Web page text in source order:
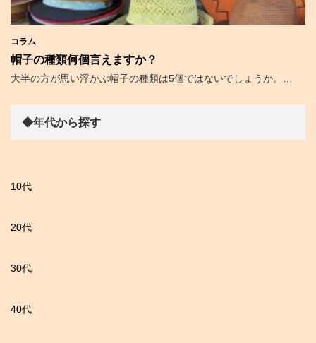
コラム
帽子の種類何個言えますか？
大半の方が思い浮かぶ帽子の種類は5個ではないでしょうか。…
◆年代から探す
10代
20代
30代
40代